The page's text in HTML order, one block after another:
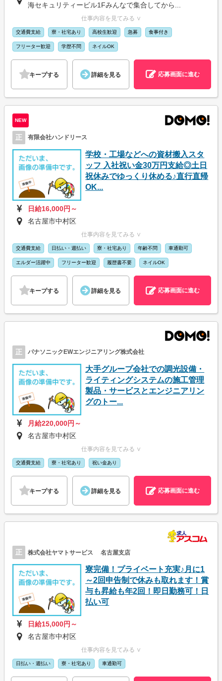
海セキュリティービル1Fみんなで集合してから...
仕事内容を見てみる ∨
交通費支給 寮・社宅あり 高校生歓迎 急募 食事付き
フリーター歓迎 学歴不問 ネイルOK
キープする 詳細を見る 応募画面に進む
NEW
正 有限会社ハンドリース
学校・工場などへの資材搬入スタ
ッフ 入社祝い金30万円支給◎土日
祝休みでゆっくり休める♪直行直帰
OK...
日給16,000円～
名古屋市中村区
仕事内容を見てみる ∨
交通費支給 日払い・週払い 寮・社宅あり 年齢不問 車通勤可
エルダー活躍中 フリーター歓迎 履歴書不要 ネイルOK
キープする 詳細を見る 応募画面に進む
正 パナソニックEWエンジニアリング株式会社
大手グループ会社での調光設備・
ライティングシステムの施工管理
製品・サービスとエンジニアリン
グのトー...
月給220,000円～
名古屋市中村区
仕事内容を見てみる ∨
交通費支給 寮・社宅あり 祝い金あり
キープする 詳細を見る 応募画面に進む
正 株式会社ヤマトサービス 名古屋支店
寮完備！プライベート充実♪月に1
～2回申告制で休みも取れます！賞
与も昇給も年2回！即日勤務可！日
払い可
日給15,000円～
名古屋市中村区
仕事内容を見てみる ∨
日払い・週払い 寮・社宅あり 車通勤可